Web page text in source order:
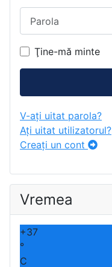
Ţine-mă minte
V-ați uitat parola?
Ați uitat utilizatorul?
Creaţi un cont
Vremea
+37
°
C